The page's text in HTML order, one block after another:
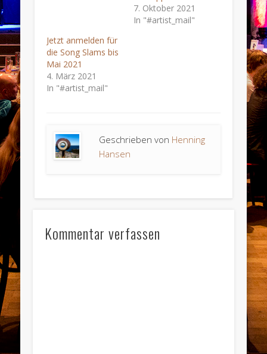
7. Oktober 2021
In "#artist_mail"
Jetzt anmelden für
die Song Slams bis
Mai 2021
4. März 2021
In "#artist_mail"
Geschrieben von Henning
Hansen
Kommentar verfassen